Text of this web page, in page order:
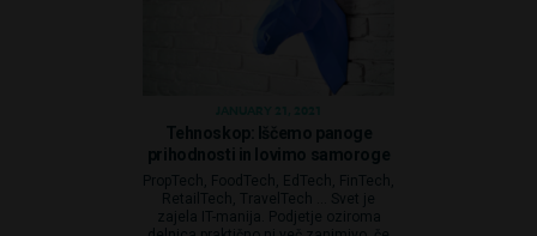
Tehnoskop: Iščemo panoge
prihodnosti in lovimo samoroge
PropTech, FoodTech, EdTech, FinTech,
RetailTech, TravelTech … Svet je
zajela IT-manija. Podjetje oziroma